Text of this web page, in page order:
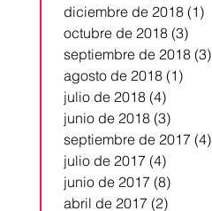
diciembre de 2018 (1)
octubre de 2018 (3)
septiembre de 2018 (3)
agosto de 2018 (1)
julio de 2018 (4)
junio de 2018 (3)
septiembre de 2017 (4)
julio de 2017 (4)
junio de 2017 (8)
abril de 2017 (2)